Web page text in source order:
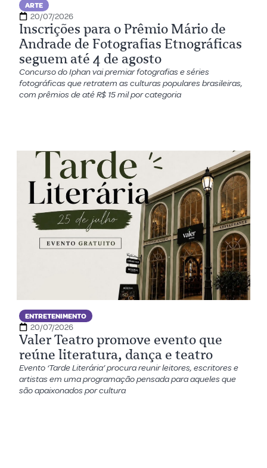
ARTE
20/07/2026
Inscrições para o Prêmio Mário de
Andrade de Fotografias Etnográficas
seguem até 4 de agosto
Concurso do Iphan vai premiar fotografias e séries
fotográficas que retratem as culturas populares brasileiras,
com prêmios de até R$ 15 mil por categoria
ENTRETENIMENTO
20/07/2026
Valer Teatro promove evento que
reúne literatura, dança e teatro
Evento ‘Tarde Literária’ procura reunir leitores, escritores e
artistas em uma programação pensada para aqueles que
são apaixonados por cultura